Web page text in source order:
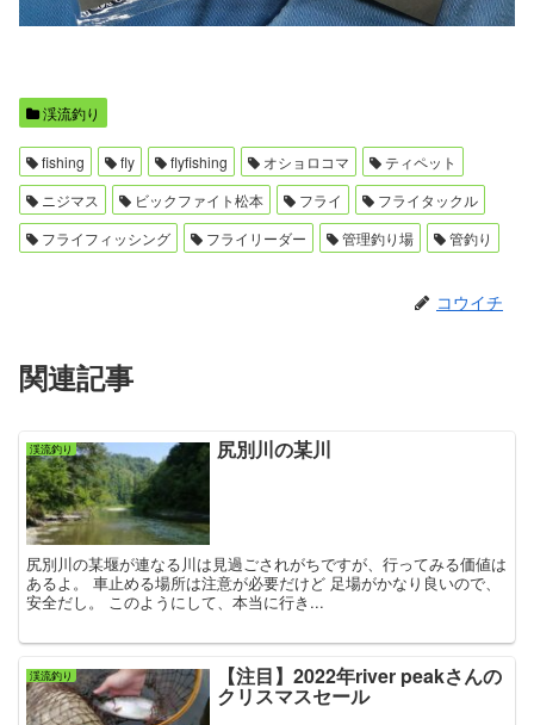
渓流釣り
fishing fly flyfishing オショロコマ
ティペット
ニジマス
ビックファイト松本 フライ
フライタックル
フライフィッシング
フライリーダー 管理釣り場 管釣り
コウイチ
関連記事
渓流釣り 尻別川の某川
尻別川の某堰が連なる川は見過ごされがちですが、行ってみる価値は
あるよ。 車止める場所は注意が必要だけど 足場がかなり良いので、
安全だし。 このようにして、本当に行き...
渓流釣り 【注目】2022年river peakさんの
クリスマスセール